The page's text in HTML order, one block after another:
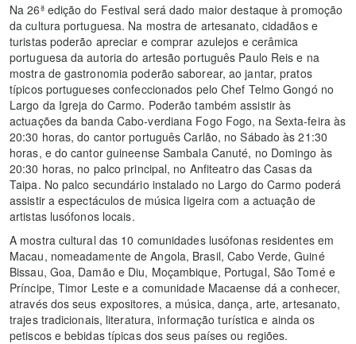
Na 26ª edição do Festival será dado maior destaque à promoção
da cultura portuguesa. Na mostra de artesanato, cidadãos e
turistas poderão apreciar e comprar azulejos e cerâmica
portuguesa da autoria do artesão português Paulo Reis e na
mostra de gastronomia poderão saborear, ao jantar, pratos
típicos portugueses confeccionados pelo Chef Telmo Gongó no
Largo da Igreja do Carmo. Poderão também assistir às
actuações da banda Cabo-verdiana Fogo Fogo, na Sexta-feira às
20:30 horas, do cantor português Carlão, no Sábado às 21:30
horas, e do cantor guineense Sambala Canuté, no Domingo às
20:30 horas, no palco principal, no Anfiteatro das Casas da
Taipa. No palco secundário instalado no Largo do Carmo poderá
assistir a espectáculos de música ligeira com a actuação de
artistas lusófonos locais.
A mostra cultural das 10 comunidades lusófonas residentes em
Macau, nomeadamente de Angola, Brasil, Cabo Verde, Guiné
Bissau, Goa, Damão e Diu, Moçambique, Portugal, São Tomé e
Príncipe, Timor Leste e a comunidade Macaense dá a conhecer,
através dos seus expositores, a música, dança, arte, artesanato,
trajes tradicionais, literatura, informação turística e ainda os
petiscos e bebidas típicas dos seus países ou regiões.